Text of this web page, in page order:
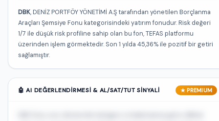
DBK, DENİZ PORTFÖY YÖNETİMİ A.Ş tarafından yönetilen Borçlanma
Araçları Şemsiye Fonu kategorisindeki yatırım fonudur. Risk değeri
1/7 ile düşük risk profiline sahip olan bu fon, TEFAS platformu
üzerinden işlem görmektedir. Son 1 yılda 45,36% ile pozitif bir getiri
sağlamıştır.
🤖 AI DEĞERLENDIRMESI & AL/SAT/TUT SINYALI ★ PREMIUM